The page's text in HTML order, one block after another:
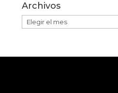
Archivos
Archivos